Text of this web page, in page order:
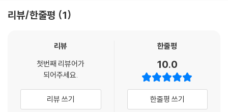
120 Delis & Shops
식문화의 변화를 감지할 수 있는 플랫폼
136 Tools
달걀 요리와 함께하는 스마트한 도구
리뷰/한줄평 1
리뷰
첫번째 리뷰어가
되어주세요.
리뷰 쓰기
한줄평
10.0
한줄평 쓰기